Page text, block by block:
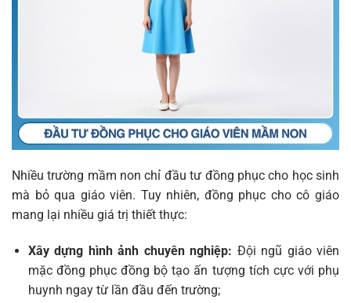
Nhiều trường mầm non chỉ đầu tư đồng phục cho học sinh
mà bỏ qua giáo viên. Tuy nhiên, đồng phục cho cô giáo
mang lại nhiều giá trị thiết thực:
Xây dựng hình ảnh chuyên nghiệp: Đội ngũ giáo viên
mặc đồng phục đồng bộ tạo ấn tượng tích cực với phụ
huynh ngay từ lần đầu đến trường;